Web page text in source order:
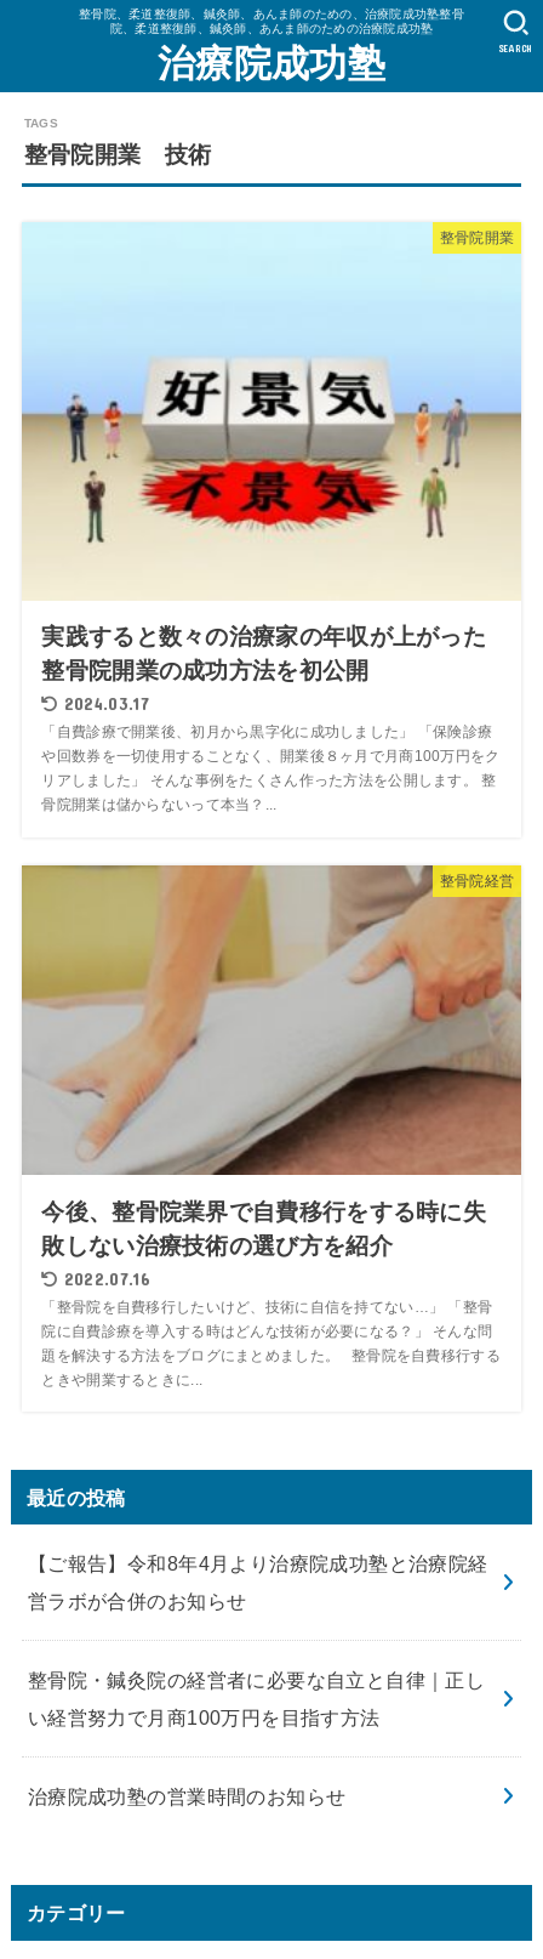
整骨院、柔道整復師、鍼灸師、あんま師のための、治療院成功塾整骨
院、柔道整復師、鍼灸師、あんま師のための治療院成功塾
治療院成功塾 SEARCH
整骨院開業 技術
整骨院開業
実践すると数々の治療家の年収が上がった
整骨院開業の成功方法を初公開
2024.03.17
「自費診療で開業後、初月から黒字化に成功しました」 「保険診療
や回数券を一切使用することなく、開業後８ヶ月で月商100万円をク
リアしました」 そんな事例をたくさん作った方法を公開します。 整
骨院開業は儲からないって本当？...
整骨院経営
今後、整骨院業界で自費移行をする時に失
敗しない治療技術の選び方を紹介
2022.07.16
「整骨院を自費移行したいけど、技術に自信を持てない…」 「整骨
院に自費診療を導入する時はどんな技術が必要になる？」 そんな問
題を解決する方法をブログにまとめました。 整骨院を自費移行する
ときや開業するときに...
最近の投稿
【ご報告】令和8年4月より治療院成功塾と治療院経
営ラボが合併のお知らせ
整骨院・鍼灸院の経営者に必要な自立と自律｜正し
い経営努力で月商100万円を目指す方法
治療院成功塾の営業時間のお知らせ
カテゴリー